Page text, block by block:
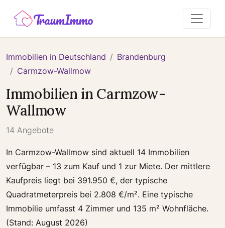
Immobilien in Deutschland
Brandenburg
Carmzow-Wallmow
Immobilien in Carmzow-
Wallmow
14 Angebote
In Carmzow-Wallmow sind aktuell 14 Immobilien
verfügbar – 13 zum Kauf und 1 zur Miete. Der mittlere
Kaufpreis liegt bei 391.950 €, der typische
Quadratmeterpreis bei 2.808 €/m². Eine typische
Immobilie umfasst 4 Zimmer und 135 m² Wohnfläche.
(Stand: August 2026)